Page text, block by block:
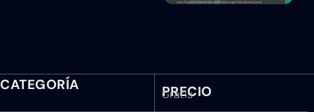
CATEGORÍA PRECIO
Gratis